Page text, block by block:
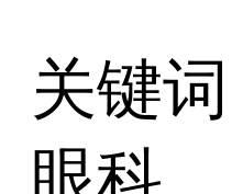
关键
眼科